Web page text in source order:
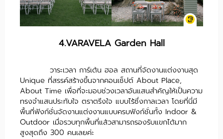
4.VARAVELA Garden Hall
วาระเวลา การ์เด้น ฮอล สถานที่จัดงานแต่งงานสุด
Unique ที่สรรค์สร้างขึ้นจากคอนเซ็ปต์ About Place,
About Time เพื่อที่จะมอบช่วงเวลาอันแสนสำคัญให้เป็นความ
ทรงจำแสนประทับใจ ตราตรึงใจ แบบไร้ซึ่งกาลเวลา โดยที่นี่มี
พื้นที่ฟังก์ชั่นจัดงานแต่งงานแบบครบฟังก์ชั่นทั้ง Indoor &
Outdoor เมื่อรวบทุกพื้นที่แล้วสามารถรองรับแขกได้มาก
สูงสุดถึง 300 คนเลยค่ะ